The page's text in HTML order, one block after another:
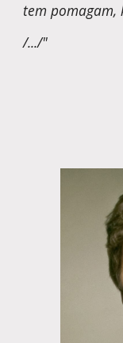
tem pomagam,
/.../"